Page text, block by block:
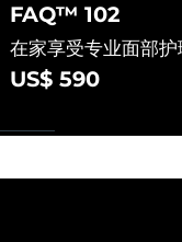
FAQ™ 102
在家享受专业面部护
US$ 590